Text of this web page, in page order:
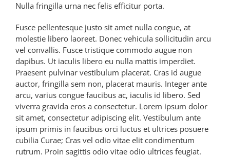
Nulla fringilla urna nec felis efficitur porta.
Fusce pellentesque justo sit amet nulla congue, at
molestie libero laoreet. Donec vehicula sollicitudin arcu
vel convallis. Fusce tristique commodo augue non
dapibus. Ut iaculis libero eu nulla mattis imperdiet.
Praesent pulvinar vestibulum placerat. Cras id augue
auctor, fringilla sem non, placerat mauris. Integer ante
arcu, varius congue faucibus ac, iaculis id libero. Sed
viverra gravida eros a consectetur. Lorem ipsum dolor
sit amet, consectetur adipiscing elit. Vestibulum ante
ipsum primis in faucibus orci luctus et ultrices posuere
cubilia Curae; Cras vel odio vitae elit condimentum
rutrum. Proin sagittis odio vitae odio ultrices feugiat.